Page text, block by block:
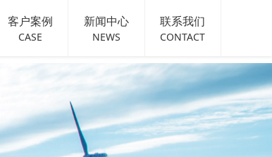
客户案例
CASE
新闻中心
NEWS
联系我们
CONTACT